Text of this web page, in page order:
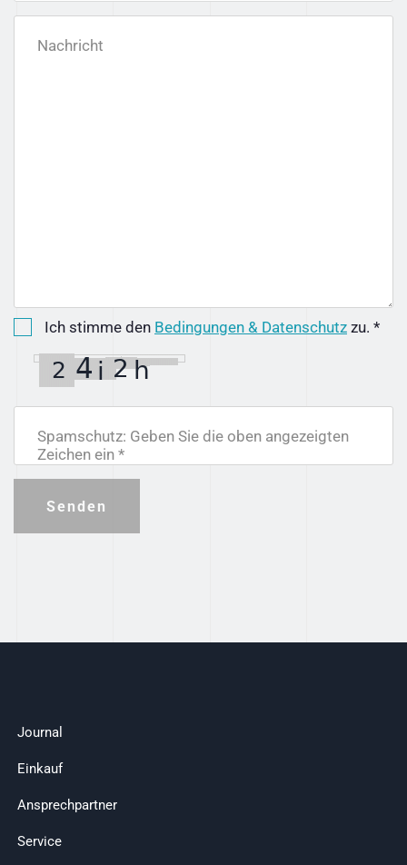
Nachricht
Ich stimme den Bedingungen & Datenschutz zu. *
Spamschutz: Geben Sie die oben angezeigten
Zeichen ein *
Senden
Journal
Einkauf
Ansprechpartner
Service